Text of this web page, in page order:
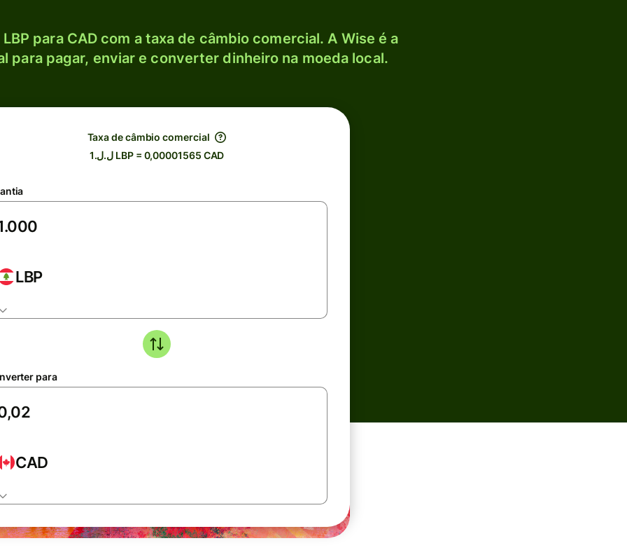
para CAD com a taxa de câmbio comercial. A Wise é a
para pagar, enviar e converter dinheiro na moeda local.
Taxa de câmbio comercial
ل.ل.1 LBP = 0,00001565 CAD
LBP
para
CAD